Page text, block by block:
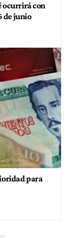
ocurrirá con
de junio
para